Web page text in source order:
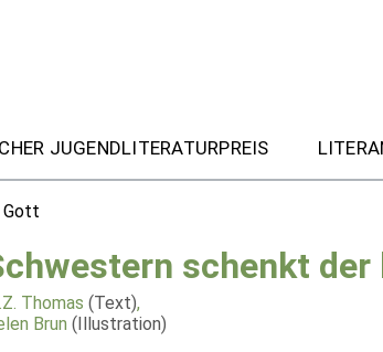
JUGENDLITERATURPREIS
Gott
schenkt der
Thomas (Text),
Brun (Illustration)